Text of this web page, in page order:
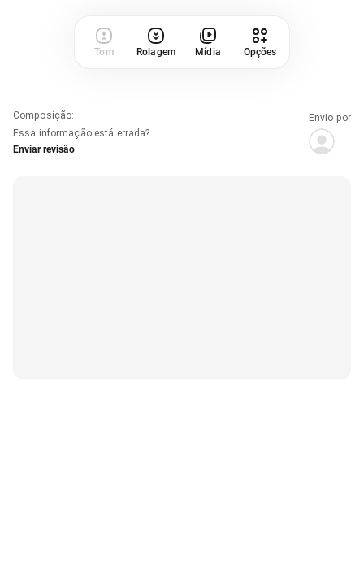
Tom Rolagem Mídia Opções
Composição:
Essa informação está errada?
Enviar revisão
Envio por